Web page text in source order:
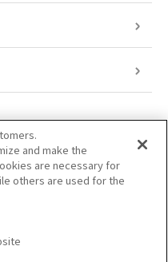
and make the
are necessary for
others are used for the